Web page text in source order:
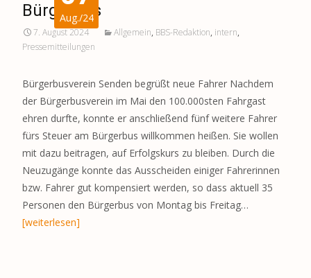
Aug./24
Bürgerbus
7. August 2024 Allgemein, BBS-Redaktion, intern,
Pressemitteilungen
Bürgerbusverein Senden begrüßt neue Fahrer Nachdem
der Bürgerbusverein im Mai den 100.000sten Fahrgast
ehren durfte, konnte er anschließend fünf weitere Fahrer
fürs Steuer am Bürgerbus willkommen heißen. Sie wollen
mit dazu beitragen, auf Erfolgskurs zu bleiben. Durch die
Neuzugänge konnte das Ausscheiden einiger Fahrerinnen
bzw. Fahrer gut kompensiert werden, so dass aktuell 35
Personen den Bürgerbus von Montag bis Freitag…
[weiterlesen]